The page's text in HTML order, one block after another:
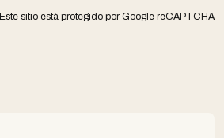
Este sitio está protegido por Google reCAPTCHA